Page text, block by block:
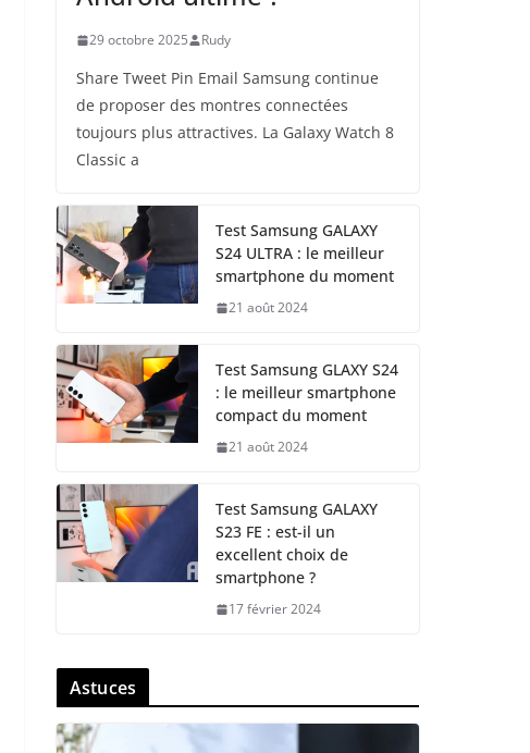
29 octobre 2025 Rudy
Share Tweet Pin Email Samsung continue
de proposer des montres connectées
toujours plus attractives. La Galaxy Watch 8
Classic a
Test Samsung GALAXY
S24 ULTRA : le meilleur
smartphone du moment
21 août 2024
Test Samsung GLAXY S24
: le meilleur smartphone
compact du moment
21 août 2024
Test Samsung GALAXY
S23 FE : est-il un
excellent choix de
smartphone ?
17 février 2024
Astuces